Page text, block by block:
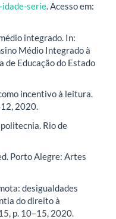
serie. Acesso em:
integrado. In:
Médio Integrado à
de Educação do Estado
incentivo à leitura.
12, 2020.
Rio de
Porto Alegre: Artes
desigualdades
do direito à
p. 10–15, 2020.